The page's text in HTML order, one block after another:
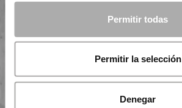
Permitir todas
Permitir la selección
Denegar